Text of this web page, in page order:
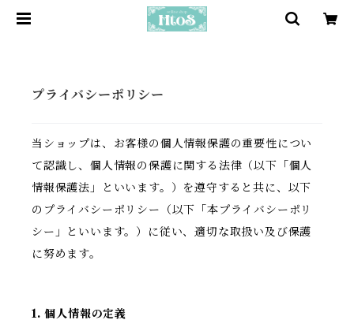
プライバシーポリシー
当ショップは、お客様の個人情報保護の重要性につい
て認識し、個人情報の保護に関する法律（以下「個人
情報保護法」といいます。）を遵守すると共に、以下
のプライバシーポリシー（以下「本プライバシーポリ
シー」といいます。）に従い、適切な取扱い及び保護
に努めます。
1. 個人情報の定義